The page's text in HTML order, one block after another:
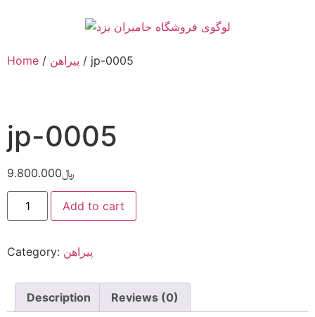
Home / پیراهن / jp-0005
jp-0005
﷼9.800.000
Add to cart
Category: پیراهن
Description Reviews (0)